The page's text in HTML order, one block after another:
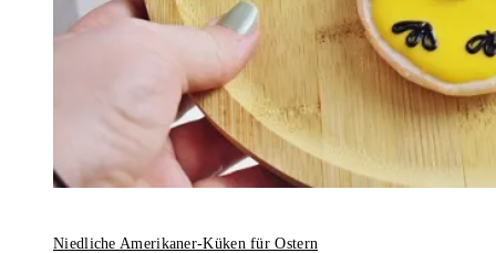
Niedliche Amerikaner-Küken für Ostern